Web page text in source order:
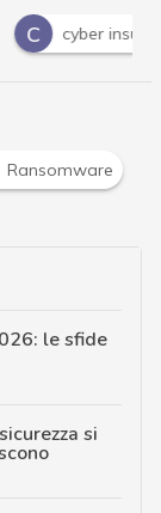
cyber insurance
Ransomware
le sfide
si